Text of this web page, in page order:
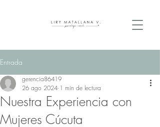
Entrada
Nuestra Experiencia con
Mujeres Cúcuta
gerencia86419
26 ago 2024 1 min de lectura